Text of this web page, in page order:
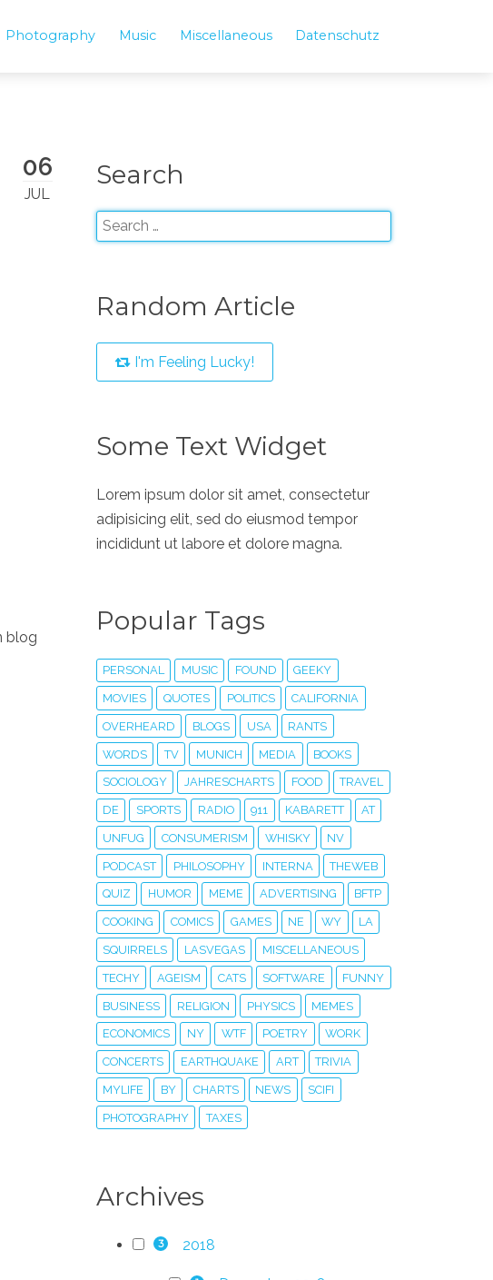
Photography Music Miscellaneous Datenschutz
06
JUL
blog
Search
Random Article
I'm Feeling Lucky!
Some Text Widget
Lorem ipsum dolor sit amet, consectetur
adipisicing elit, sed do eiusmod tempor
incididunt ut labore et dolore magna.
Popular Tags
PERSONAL MUSIC FOUND GEEKY
MOVIES QUOTES POLITICS CALIFORNIA
OVERHEARD BLOGS USA RANTS
WORDS TV MUNICH MEDIA BOOKS
SOCIOLOGY JAHRESCHARTS FOOD TRAVEL
DE SPORTS RADIO 911 KABARETT AT
UNFUG CONSUMERISM WHISKY NV
PODCAST PHILOSOPHY INTERNA THEWEB
QUIZ HUMOR MEME ADVERTISING BFTP
COOKING COMICS GAMES NE WY LA
SQUIRRELS LASVEGAS MISCELLANEOUS
TECHY AGEISM CATS SOFTWARE FUNNY
BUSINESS RELIGION PHYSICS MEMES
ECONOMICS NY WTF POETRY WORK
CONCERTS EARTHQUAKE ART TRIVIA
MYLIFE BY CHARTS NEWS SCIFI
PHOTOGRAPHY TAXES
Archives
3 2018